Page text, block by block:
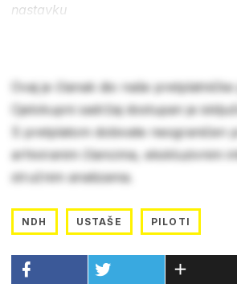
nastavku
Ovaj je članak dio naše
Cjelokupni sadržaj dostupan je
S pretplatom dobivate neograničen
arhiviranim člancima, ekskluzivnim
stručnim analizama.
NDH USTAŠE PILOTI